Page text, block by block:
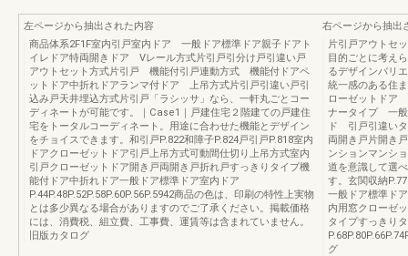
左ページから抽出された内容
商品体系2F1F室内引戸室内ドア 一般ドア標準ドア親子ドアト
イレドア特両開きドア Vレール方式片引戸引分け戸引違い戸
アウトセット方式片引戸 機能付引戸連動方式 機能付ドアペ
ットドア中折れドアランマ付ドア 上吊方式片引戸引違い戸引
込み戸天井埋込方式片引戸「ラシッサ」なら、一軒丸ごとコー
ディネートが可能です。｜Case1｜戸建住宅２階建ての戸建住
宅をトータルコーディネート。用途に合わせた機能とデザイン
をチョイスできます。和引戸P.822和障子P.824戸引戸P.818室内
ドアクローゼットドア引戸上吊方式可動間仕切り上吊方式室内
引戸クローゼットドア開き戸両開き戸折れ戸すっきりタイプ機
能付ドア中折れドア一般ドア標準ドア室内ドア
P.44P.48P.52P.58P.60P.56P.5942商品の色は、印刷の特性上実物
とは多少異なる場合がありますのでご了承ください。掲載価格
には、消費税、組立費、工事費、運賃等は含まれていません。
旧版カタログ
右ページから抽出
片引戸アウトセ
目的ごとに考え
るデザインバリ
統一感のある住
ローゼットドア
ナータイプ 一般
ド 引戸引違い
両開き戸片開き
ンションマンシ
道を意識して選
す。玄関収納
一般ドア標準ド
内用窓クローゼ
タイプすっきり
グ